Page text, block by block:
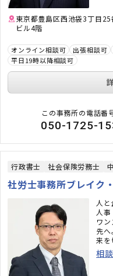
東京都豊島区西池袋3丁目
ビル4階
オンライン相談可 出張相談可
平日19時以降相談可
この事務所の電話番
050-1725-
行政書士 社会保険労務士
社労士事務所ブレイク
人
人
ワ
先
来を
相